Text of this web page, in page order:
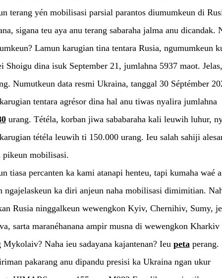
terang yén mobilisasi parsial parantos diumumkeun di
sigana teu aya anu terang sabaraha jalma anu dicandak.
Lamun karugian tina tentara Rusia, ngumumkeun
Shoigu dina isuk September 21, jumlahna 5937 maot.
Numutkeun data resmi Ukraina, tanggal 30 Séptémber
tentara agrésor dina hal anu tiwas nyalira jumlahna
urang. Tétéla, korban jiwa sababaraha kali leuwih luhur,
tétéla leuwih ti 150.000 urang. Ieu salah sahiji
pikeun mobilisasi.
tiasa percanten ka kami atanapi henteu, tapi kumaha waé
ngajelaskeun ka diri anjeun naha mobilisasi dimimitian.
Rusia ninggalkeun wewengkon Kyiv, Chernihiv, Sumy,
sarta maranéhanana ampir musna di wewengkon Kharkiv
Mykolaiv? Naha ieu sadayana kajantenan? Ieu petaperang.
pakarang anu dipandu presisi ka Ukraina ngan ukur